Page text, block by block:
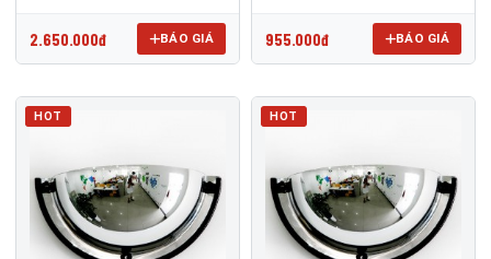
2.650.000đ BÁO GIÁ 955.000đ BÁO GIÁ
HOT HOT